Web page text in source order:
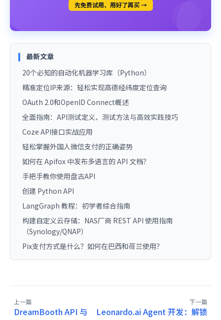
先免费试用、用好了再买 →
最新文章
20个必知的自动化机器学习库（Python）
精准定位IP来源：轻松实现高德经纬度定位查询
OAuth 2.0和OpenID Connect概述
全面指南：API测试定义、测试方法与高效实践技巧
Coze API接口实战应用
轻松掌握外国人微信支付的正确姿势
如何在 Apifox 中发布多语言的 API 文档？
手把手教你使用盘古API
创建 Python API
LangGraph 教程：初学者综合指南
构建自定义云存储：NAS厂商 REST API 使用指南
（Synology/QNAP）
Pix支付方式是什么？如何在巴西和荷兰使用？
上一篇
DreamBooth API 与
下一篇
Leonardo.ai Agent 开发：解锁